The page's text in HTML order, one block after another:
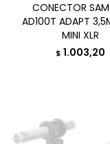
CONECTOR
AD100T ADAPT
MINI XLR
$ 1.003,20